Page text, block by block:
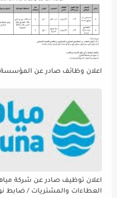
اعلان وظائف صادر عن المؤسسة
اعلان توظيف صادر عن شركة
العطاءات والمشتريات / ضابط